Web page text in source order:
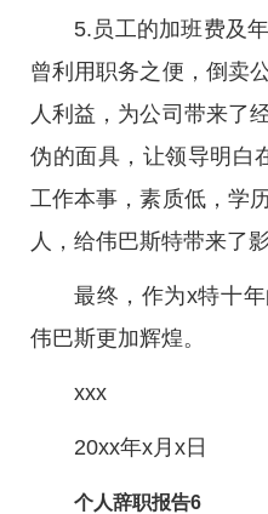
5.员工的加班费及
曾利用职务之便，倒卖
人利益，为公司带来了
伪的面具，让领导明白
工作本事，素质低，学
人，给伟巴斯特带来了影
最终，作为x特十
伟巴斯更加辉煌。
xxx
20xx年x月x日
个人辞职报告6